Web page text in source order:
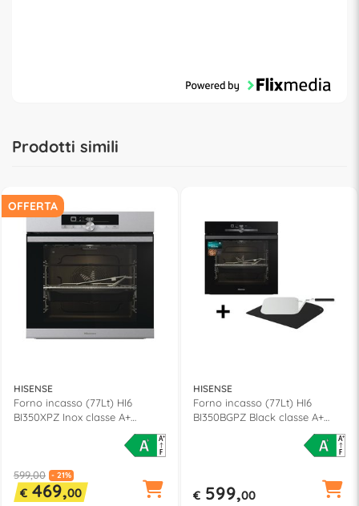
Prodotti simili
OFFERTA
HISENSE
Forno incasso (77Lt) HI6
BI350XPZ Inox classe A+
599,00 - 21%
€ 469,00
HISENSE
Forno incasso (77Lt) HI6
BI350BGPZ Black classe A+
€ 599,00